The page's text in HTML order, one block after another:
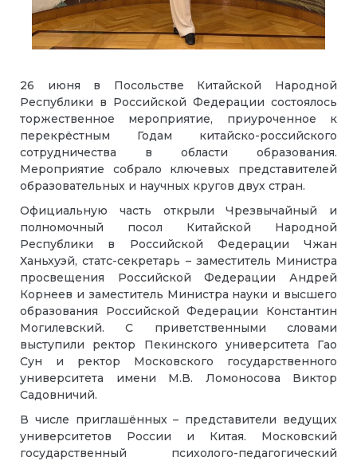
26 июня в Посольстве Китайской Народной
Республики в Российской Федерации состоялось
торжественное мероприятие, приуроченное к
перекрёстным Годам китайско-российского
сотрудничества в области образования.
Мероприятие собрало ключевых представителей
образовательных и научных кругов двух стран.
Официальную часть открыли Чрезвычайный и
полномочный посол Китайской Народной
Республики в Российской Федерации Чжан
Ханьхуэй, статс-секретарь – заместитель Министра
просвещения Российской Федерации Андрей
Корнеев и заместитель Министра науки и высшего
образования Российской Федерации Константин
Могилевский. С приветственными словами
выступили ректор Пекинского университета Гао
Сун и ректор Московского государственного
университета имени М.В. Ломоносова Виктор
Садовничий.
В числе приглашённых – представители ведущих
университетов России и Китая. Московский
государственный психолого-педагогический